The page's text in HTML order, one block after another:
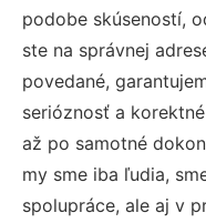
podobe skúseností,
ste na správnej
povedané,
serióznosť a
až po samotné
my sme iba ľudia,
spolupráce, ale aj v